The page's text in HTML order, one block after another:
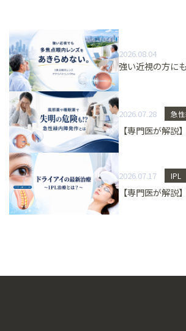
2026.08.04
2026.07.28 急
2026.07.17 IPL